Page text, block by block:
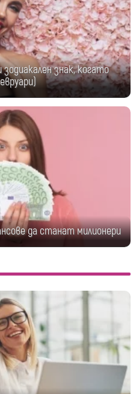
знак, когато
да станат милионери